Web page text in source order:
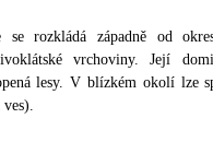
rozkládá západně od
vrchoviny. Její
lesy. V blízkém okolí lze